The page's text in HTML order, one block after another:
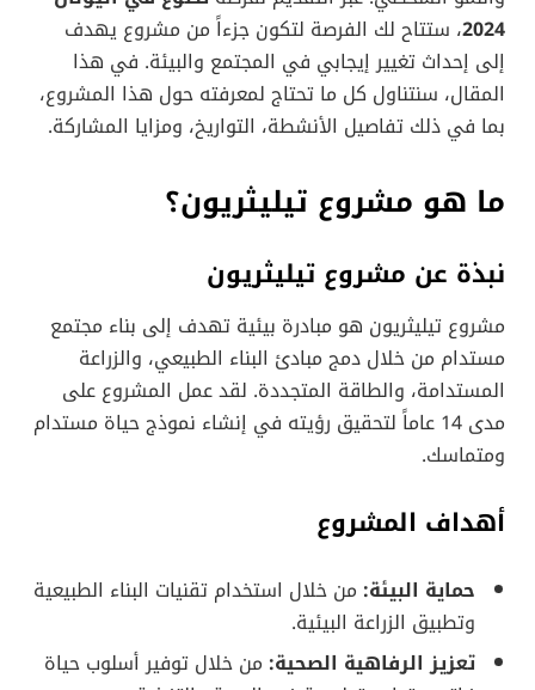
2024، ستتاح لك الفرصة لتكون جزءاً من مشروع يهدف
إلى إحداث تغيير إيجابي في المجتمع والبيئة. في هذا
المقال، سنتناول كل ما تحتاج لمعرفته حول هذا المشروع،
بما في ذلك تفاصيل الأنشطة، التواريخ، ومزايا المشاركة.
ما هو مشروع تيليثريون؟
نبذة عن مشروع تيليثريون
مشروع تيليثريون هو مبادرة بيئية تهدف إلى بناء مجتمع
مستدام من خلال دمج مبادئ البناء الطبيعي، والزراعة
المستدامة، والطاقة المتجددة. لقد عمل المشروع على
مدى 14 عاماً لتحقيق رؤيته في إنشاء نموذج حياة مستدام
ومتماسك.
أهداف المشروع
حماية البيئة: من خلال استخدام تقنيات البناء الطبيعية
وتطبيق الزراعة البيئية.
تعزيز الرفاهية الصحية: من خلال توفير أسلوب حياة